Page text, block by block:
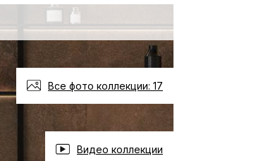
Все фото коллекции: 17
Видео коллекции